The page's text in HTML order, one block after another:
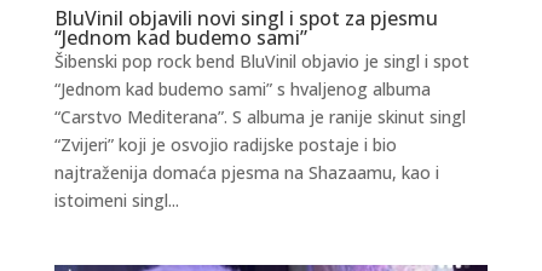
BluVinil objavili novi singl i spot za pjesmu
“Jednom kad budemo sami”
Šibenski pop rock bend BluVinil objavio je singl i spot
“Jednom kad budemo sami” s hvaljenog albuma
“Carstvo Mediterana”. S albuma je ranije skinut singl
“Zvijeri” koji je osvojio radijske postaje i bio
najtraženija domaća pjesma na Shazaamu, kao i
istoimeni singl...